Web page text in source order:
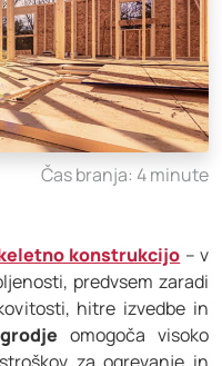
Čas branja: 4 minute
konstrukcijo – v
predvsem zaradi
hitre izvedbe in
omogoča visoko